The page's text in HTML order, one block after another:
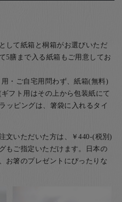
して紙箱と桐箱がお選びいただ
5膳まで入る紙箱もご用意してお
・ご自宅用問わず、紙箱(無料)
フト用はその上から包装紙にて
ッピングは、箸袋に入れるタイ
文いただいた方は、￥440-(税別)
もご指定いただけます。日本の
お箸のプレゼントにぴったりな